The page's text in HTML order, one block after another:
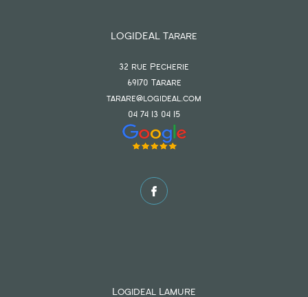
LOGIDEAL Tarare
32 rue Pecherie
69170 tarare
tarare@logideal.com
04 74 13 04 15
Logideal Lamure
FILTRER PAR
EXCLUSIVITÉS